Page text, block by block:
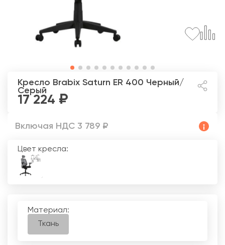
Кресло Brabix Saturn ER 400 Черный/
Серый
17 224
Включая НДС 3 789 ₽
Цвет кресла:
Материал:
Ткань